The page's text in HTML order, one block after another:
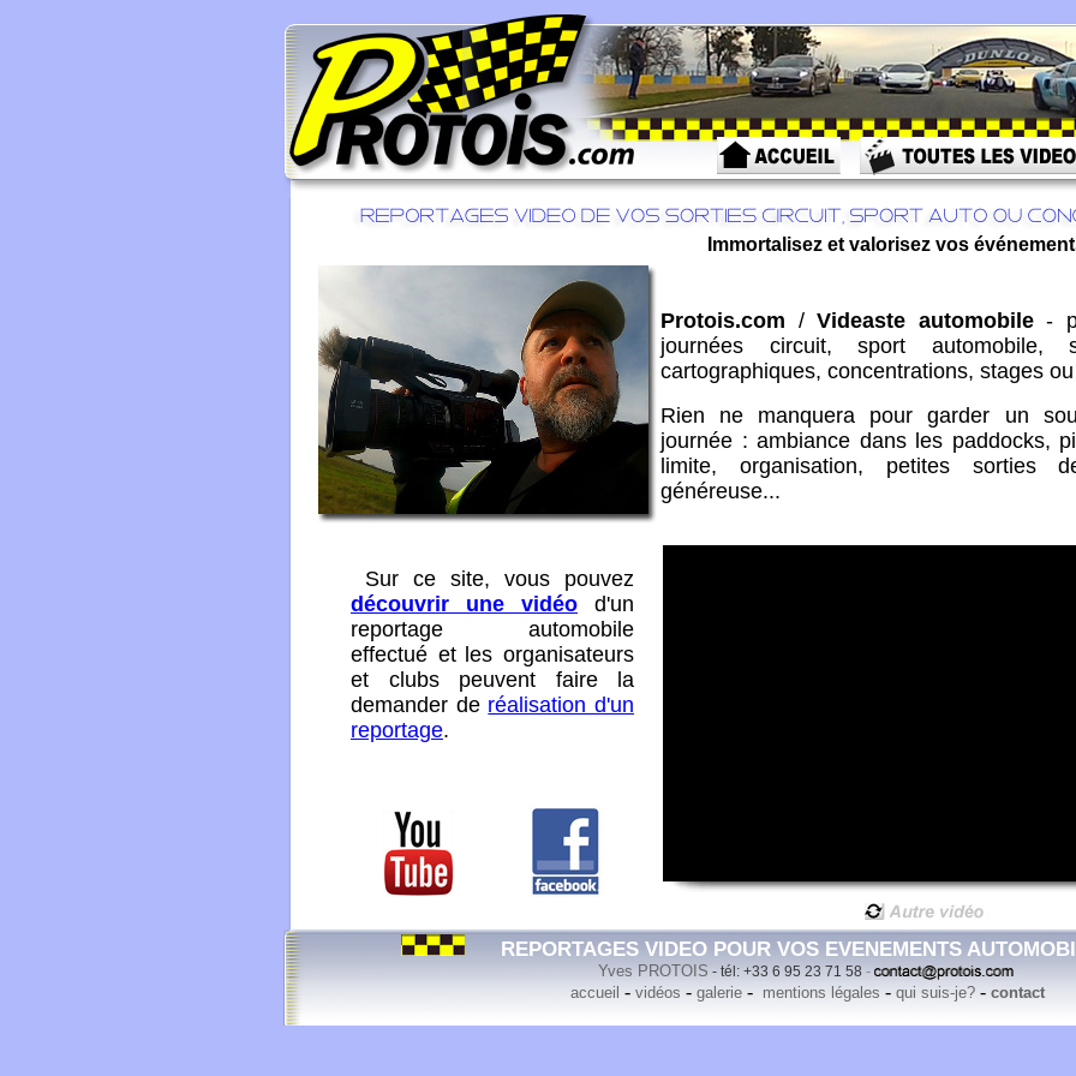
Immortalisez et valorisez vos
Protois.com /Videaste automobile-
journées circuit, sport automobile,
cartographiques, concentrations, stages
Rien ne manquera pour garder un
journée : ambiance dans les paddocks,
limite, organisation, petites sorties
généreuse...
Sur ce site, vous pouvez
découvrir une vidéo d'un
reportage automobile
effectué et lesorganisateurs
et clubs peuvent faire la
demander de réalisation d'un
reportage.
REPORTAGES VIDEO POUR VOS EVENEMENTS
Yves PROTOIS - tél: +33 6 95 23 71 58 -
accueil - vidéos - galerie- mentions légales - qui suis-je?- contact